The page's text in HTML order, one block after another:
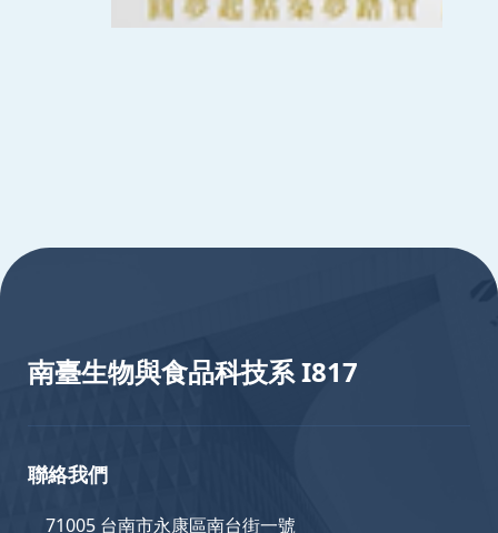
南臺生物與食品科技系 I817
聯絡我們
71005 台南市永康區南台街一號